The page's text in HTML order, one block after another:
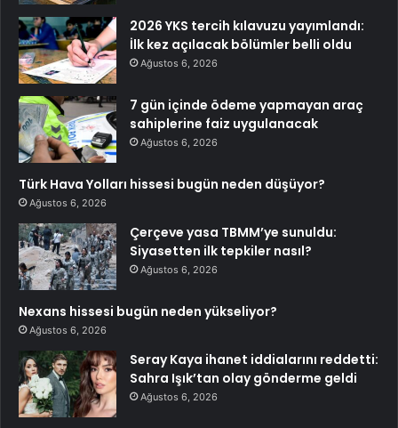
2026 YKS tercih kılavuzu yayımlandı:
İlk kez açılacak bölümler belli oldu
Ağustos 6, 2026
7 gün içinde ödeme yapmayan araç
sahiplerine faiz uygulanacak
Ağustos 6, 2026
Türk Hava Yolları hissesi bugün neden düşüyor?
Ağustos 6, 2026
Çerçeve yasa TBMM’ye sunuldu:
Siyasetten ilk tepkiler nasıl?
Ağustos 6, 2026
Nexans hissesi bugün neden yükseliyor?
Ağustos 6, 2026
Seray Kaya ihanet iddialarını reddetti:
Sahra Işık’tan olay gönderme geldi
Ağustos 6, 2026